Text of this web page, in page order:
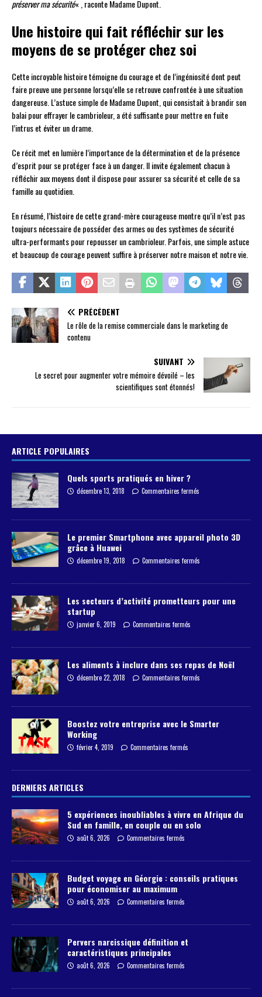
préserver ma sécurité« , raconte Madame Dupont.
Une histoire qui fait réfléchir sur les
moyens de se protéger chez soi
Cette incroyable histoire témoigne du courage et de l’ingéniosité dont peut
faire preuve une personne lorsqu’elle se retrouve confrontée à une situation
dangereuse. L’astuce simple de Madame Dupont, qui consistait à brandir son
balai pour effrayer le cambrioleur, a été suffisante pour mettre en fuite
l’intrus et éviter un drame.
Ce récit met en lumière l’importance de la détermination et de la présence
d’esprit pour se protéger face à un danger. Il invite également chacun à
réfléchir aux moyens dont il dispose pour assurer sa sécurité et celle de sa
famille au quotidien.
En résumé, l’histoire de cette grand-mère courageuse montre qu’il n’est pas
toujours nécessaire de posséder des armes ou des systèmes de sécurité
ultra-performants pour repousser un cambrioleur. Parfois, une simple astuce
et beaucoup de courage peuvent suffire à préserver notre maison et notre vie.
PRÉCÉDENT
Le rôle de la remise commerciale dans le marketing de
contenu
SUIVANT
Le secret pour augmenter votre mémoire dévoilé – les
scientifiques sont étonnés!
ARTICLE POPULAIRES
Quels sports pratiqués en hiver ?
décembre 13, 2018 Commentaires fermés
Le premier Smartphone avec appareil photo 3D
grâce à Huawei
décembre 19, 2018 Commentaires fermés
Les secteurs d’activité prometteurs pour une
startup
janvier 6, 2019 Commentaires fermés
Les aliments à inclure dans ses repas de Noël
décembre 22, 2018 Commentaires fermés
Boostez votre entreprise avec le Smarter
Working
février 4, 2019 Commentaires fermés
DERNIERS ARTICLES
5 expériences inoubliables à vivre en Afrique du
Sud en famille, en couple ou en solo
août 6, 2026 Commentaires fermés
Budget voyage en Géorgie : conseils pratiques
pour économiser au maximum
août 6, 2026 Commentaires fermés
Pervers narcissique définition et
caractéristiques principales
août 6, 2026 Commentaires fermés